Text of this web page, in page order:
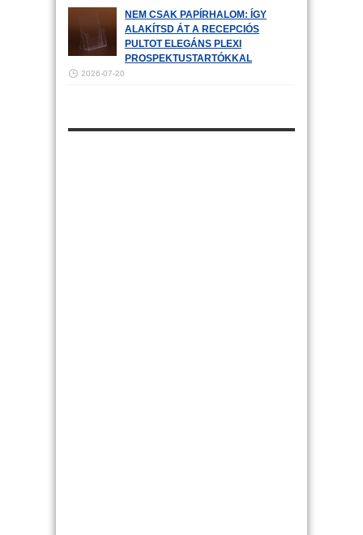
NEM CSAK PAPÍRHALOM: ÍGY
ALAKÍTSD ÁT A RECEPCIÓS
PULTOT ELEGÁNS PLEXI
PROSPEKTUSTARTÓKKAL
2026-07-20